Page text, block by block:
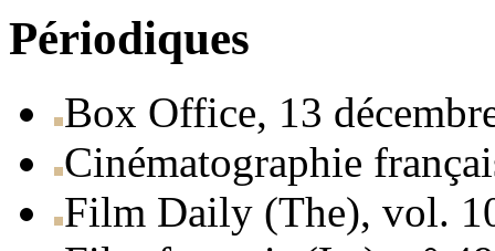
Périodiques
Box Office, 13
Cinématographie
Film Daily (The), vol.